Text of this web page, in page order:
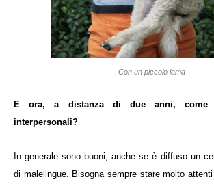
Con un piccolo lama
E ora, a distanza di due anni, come
interpersonali?
In generale sono buoni, anche se è diffuso un
di malelingue. Bisogna sempre stare molto